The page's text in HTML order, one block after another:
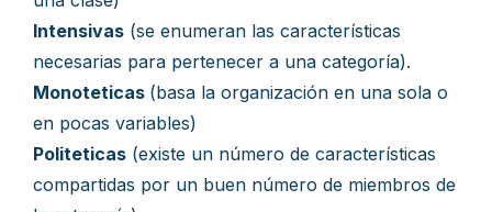
Intensivas (se enumeran las características
necesarias para pertenecer a una categoría).
Monoteticas (basa la organización en una sola o
en pocas variables)
Politeticas (existe un número de características
compartidas por un buen número de miembros de